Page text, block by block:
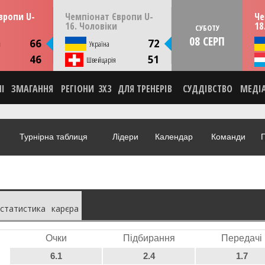
U-
66
46
13:30 Чемпіонат Європи U-
16. Чоловіки
Україна 72
Швейцарія 51
ПʼЯТНИЦЮ 07 серпня 14:30
Скоп'є, Пів. Македонія
НОВИНА
ВІДЕО
СУБОТУ
08 СЕРП
ЗМАГАННЯ РЕГІОНИ 3X3 ДЛЯ ТРЕНЕРІВ СУДДІВСТВО
Турнірна таблиця Лідери Календар Команди
карєра
Очки Підбирання Передачі
6.1 2.4 1.7